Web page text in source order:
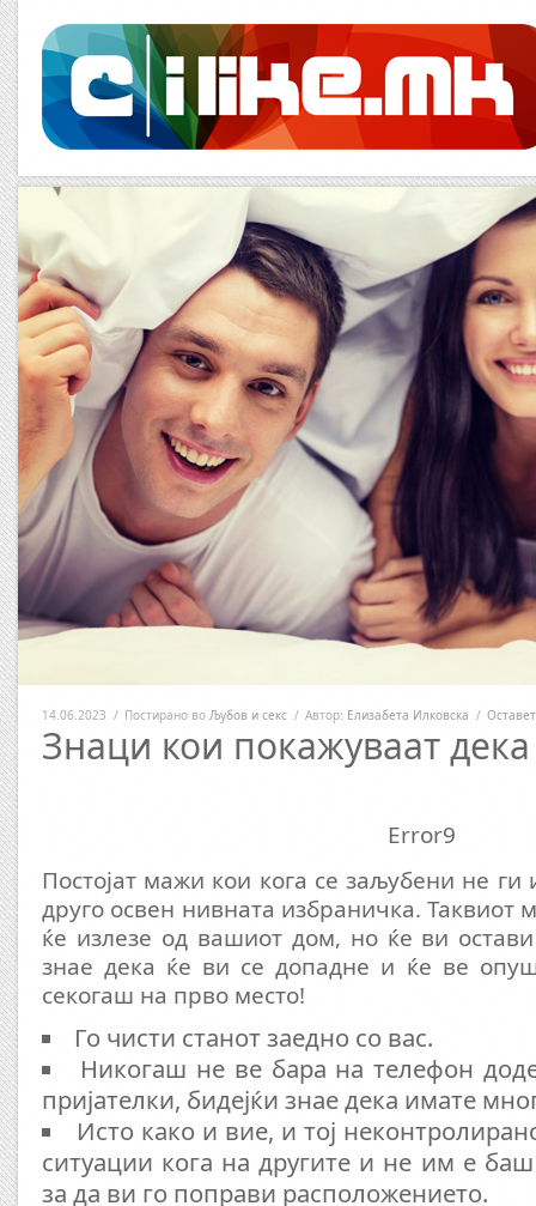
14.06.2023 / Постирано во Љубов и секс / Автор: Елизабета Илковска /
Знаци кои покажуваат дека
Error9
Постојат мажи кои кога се заљубени не
друго освен нивната избраничка. Таквиот
ќе излезе од вашиот дом, но ќе ви
знае дека ќе ви се допадне и ќе ве
секогаш на прво место!
Го чисти станот заедно со вас.
Никогаш не ве бара на телефон
пријателки, бидејќи знае дека имате
Исто како и вие, и тој
ситуации кога на другите и не им е
за да ви го поправи расположението.